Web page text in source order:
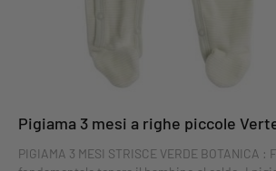
Pigiama 3 mesi a righe piccole
PIGIAMA 3 MESI STRISCE VERDE BOTANICA